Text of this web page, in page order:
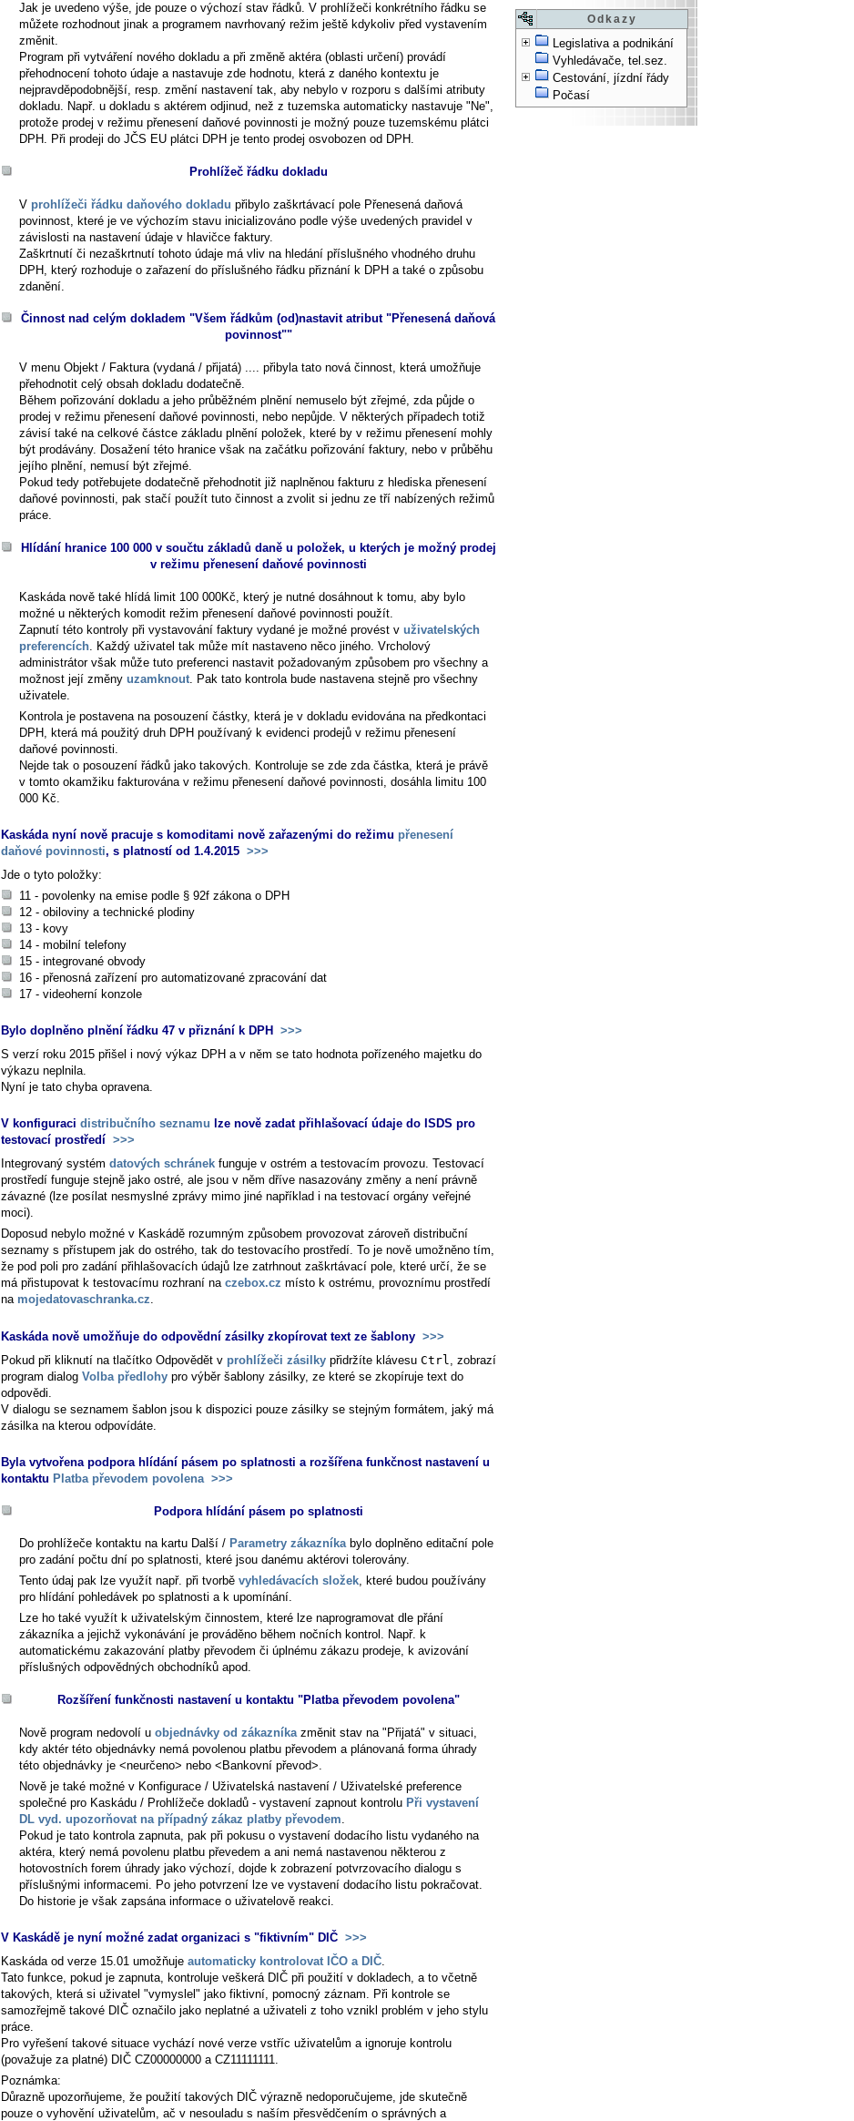
Odkazy
Legislativa a podnikání
Vyhledávače, tel.sez.
Cestování, jízdní řády
Počasí
Jak je uvedeno výše, jde pouze o výchozí stav řádků. V prohlížeči konkrétního řádku se
můžete rozhodnout jinak a programem navrhovaný režim ještě kdykoliv před vystavením
změnit.
Program při vytváření nového dokladu a při změně aktéra (oblasti určení) provádí
přehodnocení tohoto údaje a nastavuje zde hodnotu, která z daného kontextu je
nejpravděpodobnější, resp. změní nastavení tak, aby nebylo v rozporu s dalšími atributy
dokladu. Např. u dokladu s aktérem odjinud, než z tuzemska automaticky nastavuje "Ne",
protože prodej v režimu přenesení daňové povinnosti je možný pouze tuzemskému plátci
DPH. Při prodeji do JČS EU plátci DPH je tento prodej osvobozen od DPH.
Prohlížeč řádku dokladu
V prohlížeči řádku daňového dokladu přibylo zaškrtávací pole Přenesená daňová
povinnost , které je ve výchozím stavu inicializováno podle výše uvedených pravidel v
závislosti na nastavení údaje v hlavičce faktury.
Zaškrtnutí či nezaškrtnutí tohoto údaje má vliv na hledání příslušného vhodného druhu
DPH, který rozhoduje o zařazení do příslušného řádku přiznání k DPH a také o způsobu
zdanění.
Činnost nad celým dokladem "Všem řádkům (od)nastavit atribut "Přenesená daňová
povinnost""
V menu Objekt / Faktura (vydaná / přijatá) .... přibyla tato nová činnost, která umožňuje
přehodnotit celý obsah dokladu dodatečně.
Během pořizování dokladu a jeho průběžném plnění nemuselo být zřejmé, zda půjde o
prodej v režimu přenesení daňové povinnosti, nebo nepůjde. V některých případech totiž
závisí také na celkové částce základu plnění položek, které by v režimu přenesení mohly
být prodávány. Dosažení této hranice však na začátku pořizování faktury, nebo v průběhu
jejího plnění, nemusí být zřejmé.
Pokud tedy potřebujete dodatečně přehodnotit již naplněnou fakturu z hlediska přenesení
daňové povinnosti, pak stačí použít tuto činnost a zvolit si jednu ze tří nabízených režimů
práce.
Hlídání hranice 100 000 v součtu základů daně u položek, u kterých je možný prodej
v režimu přenesení daňové povinnosti
Kaskáda nově také hlídá limit 100 000Kč, který je nutné dosáhnout k tomu, aby bylo
možné u některých komodit režim přenesení daňové povinnosti použít.
Zapnutí této kontroly při vystavování faktury vydané je možné provést v uživatelských
preferencích . Každý uživatel tak může mít nastaveno něco jiného. Vrcholový
administrátor však může tuto preferenci nastavit požadovaným způsobem pro všechny a
možnost její změny uzamknout . Pak tato kontrola bude nastavena stejně pro všechny
uživatele.
Kontrola je postavena na posouzení částky, která je v dokladu evidována na předkontaci
DPH, která má použitý druh DPH používaný k evidenci prodejů v režimu přenesení
daňové povinnosti.
Nejde tak o posouzení řádků jako takových. Kontroluje se zde zda částka, která je právě
v tomto okamžiku fakturována v režimu přenesení daňové povinnosti, dosáhla limitu 100
000 Kč.
Kaskáda nyní nově pracuje s komoditami nově zařazenými do režimu přenesení
daňové povinnosti, s platností od 1.4.2015 >>>
Jde o tyto položky:
11 - povolenky na emise podle § 92f zákona o DPH
12 - obiloviny a technické plodiny
13 - kovy
14 - mobilní telefony
15 - integrované obvody
16 - přenosná zařízení pro automatizované zpracování dat
17 - videoherní konzole
Bylo doplněno plnění řádku 47 v přiznání k DPH
>>>
S verzí roku 2015 přišel i nový výkaz DPH a v něm se tato hodnota pořízeného majetku do
výkazu neplnila.
Nyní je tato chyba opravena.
V konfiguraci distribučního seznamu lze nově zadat přihlašovací údaje do ISDS pro
testovací prostředí >>>
Integrovaný systém datových schránek funguje v ostrém a testovacím provozu. Testovací
prostředí funguje stejně jako ostré, ale jsou v něm dříve nasazovány změny a není právně
závazné (lze posílat nesmyslné zprávy mimo jiné například i na testovací orgány veřejné
moci).
Doposud nebylo možné v Kaskádě rozumným způsobem provozovat zároveň distribuční
seznamy s přístupem jak do ostrého, tak do testovacího prostředí. To je nově umožněno tím,
že pod poli pro zadání přihlašovacích údajů lze zatrhnout zaškrtávací pole, které určí, že se
má přistupovat k testovacímu rozhraní na czebox.cz místo k ostrému, provoznímu prostředí
na mojedatovaschranka.cz.
Kaskáda nově umožňuje do odpovědní zásilky zkopírovat text ze šablony >>>
Pokud při kliknutí na tlačítko Odpovědět v prohlížeči zásilky přidržíte klávesu Ctrl
, zobrazí
program dialog Volba předlohy pro výběr šablony zásilky, ze které se zkopíruje text do
odpovědi.
V dialogu se seznamem šablon jsou k dispozici pouze zásilky se stejným formátem, jaký má
zásilka na kterou odpovídáte.
Byla vytvořena podpora hlídání pásem po splatnosti a rozšířena funkčnost nastavení u
kontaktu Platba převodem povolena >>>
Podpora hlídání pásem po splatnosti
Do prohlížeče kontaktu na kartu Další / Parametry zákazníkabylo doplněno editační pole
pro zadání počtu dní po splatnosti, které jsou danému aktérovi tolerovány.
Tento údaj pak lze využít např. při tvorbě vyhledávacích složek, které budou používány
pro hlídání pohledávek po splatnosti a k upomínání.
Lze ho také využít k uživatelským činnostem, které lze naprogramovat dle přání
zákazníka a jejichž vykonávání je prováděno během nočních kontrol. Např. k
automatickému zakazování platby převodem či úplnému zákazu prodeje, k avizování
příslušných odpovědných obchodníků apod.
Rozšíření funkčnosti nastavení u kontaktu "Platba převodem povolena"
Nově program nedovolí u objednávky od zákazníka změnit stav na "Přijatá" v situaci,
kdy aktér této objednávky nemá povolenou platbu převodem a plánovaná forma úhrady
této objednávky je <neurčeno> nebo <Bankovní převod>.
Nově je také možné v Konfigurace / Uživatelská nastavení / Uživatelské preference
společné pro Kaskádu / Prohlížeče dokladů - vystavení zapnout kontrolu Při vystavení
DL vyd. upozorňovat na případný zákaz platby převodem
Pokud je tato kontrola zapnuta, pak při pokusu o vystavení dodacího listu vydaného na
aktéra, který nemá povolenu platbu převedem a ani nemá nastavenou některou z
hotovostních forem úhrady jako výchozí, dojde k zobrazení potvrzovacího dialogu s
příslušnými informacemi. Po jeho potvrzení lze ve vystavení dodacího listu pokračovat.
Do historie je však zapsána informace o uživatelově reakci.
V Kaskádě je nyní možné zadat organizaci s "fiktivním" DIČ >>>
Kaskáda od verze 15.01 umožňuje automaticky kontrolovat IČO a DIČ.
Tato funkce, pokud je zapnuta, kontroluje veškerá DIČ při použití v dokladech, a to včetně
takových, která si uživatel "vymyslel" jako fiktivní, pomocný záznam. Při kontrole se
samozřejmě takové DIČ označilo jako neplatné a uživateli z toho vznikl problém v jeho stylu
práce.
Pro vyřešení takové situace vychází nové verze vstříc uživatelům a ignoruje kontrolu
(považuje za platné) DIČ CZ00000000 a CZ11111111.
Poznámka:
Důrazně upozorňujeme, že použití takových DIČ výrazně nedoporučujeme, jde skutečně
pouze o vyhovění uživatelům, ač v nesouladu s naším přesvědčením o správných a